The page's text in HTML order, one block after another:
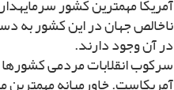
ناخالص جهان در این کشور به
در آن وجود دارند.
سرکوب انقلابات مردمى